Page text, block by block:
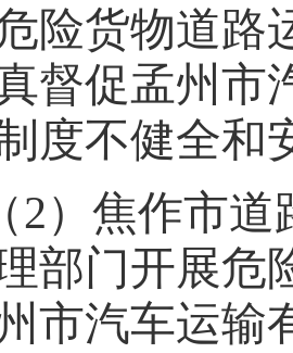
险货物道路
督促孟州市
度不健全和
（2）焦作市
部门开展危
市汽车运输